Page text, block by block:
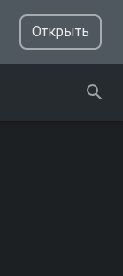
Открыть